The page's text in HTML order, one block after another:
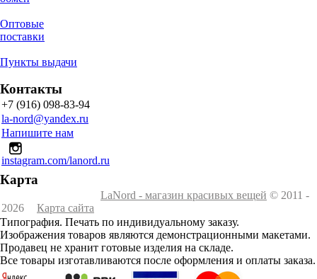
Оптовые
поставки
Пункты выдачи
Контакты
+7 (916) 098-83-94
la-nord@yandex.ru
Напишите нам
instagram.com/lanord.ru
Карта
LaNord - магазин красивых вещей © 2011 -
2026
Карта сайта
Типография. Печать по индивидуальному заказу.
Изображения товаров являются демонстрационными макетами.
Продавец не хранит готовые изделия на складе.
Все товары изготавливаются после оформления и оплаты заказа.